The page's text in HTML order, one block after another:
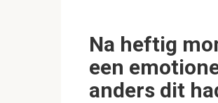
Na heftig
een
anders dit